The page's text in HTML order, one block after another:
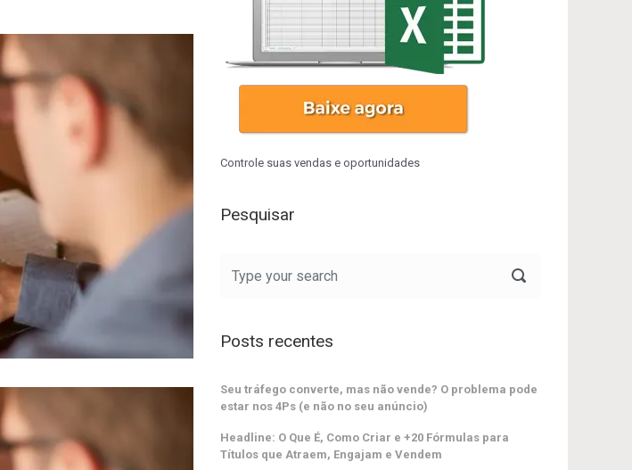
Controle suas vendas e oportunidades
Pesquisar
Posts recentes
Seu tráfego converte, mas não vende? O problema pode
estar nos 4Ps (e não no seu anúncio)
Headline: O Que É, Como Criar e +20 Fórmulas para
Títulos que Atraem, Engajam e Vendem